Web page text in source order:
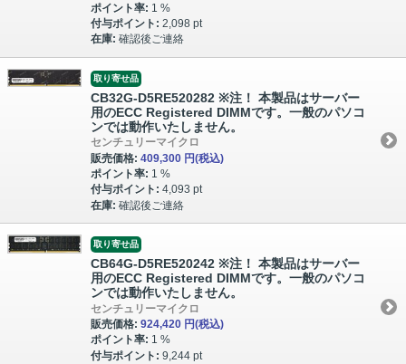
ポイント率: 1 %
付与ポイント: 2,098 pt
在庫: 確認後ご連絡
取り寄せ品
CB32G-D5RE520282 ※注！ 本製品はサーバー
用のECC Registered DIMMです。一般のパソコ
ンでは動作いたしません。
センチュリーマイクロ
販売価格: 409,300 円(税込)
ポイント率: 1 %
付与ポイント: 4,093 pt
在庫: 確認後ご連絡
取り寄せ品
CB64G-D5RE520242 ※注！ 本製品はサーバー
用のECC Registered DIMMです。一般のパソコ
ンでは動作いたしません。
センチュリーマイクロ
販売価格: 924,420 円(税込)
ポイント率: 1 %
付与ポイント: 9,244 pt